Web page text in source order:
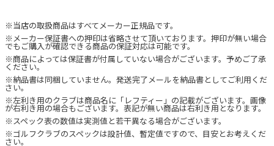
※当店の取扱商品はすべてメーカー正規品です。
※メーカー保証書への押印は省略させて頂いております。押印が無い場合
でもご購入が確認できる商品の保証対応は可能です。
※商品によっては保証書が付属していない場合がございます。予めご了承
ください。
※納品書は同梱していません。発送完了メールを納品書としてご利用くだ
さい。
※左利き用のクラブは商品名に「レフティー」の記載がございます。画像
が右利き用の場合もございます。表記が無い商品は右利き用となります。
※スペック表の数値は実測値と若干異なる場合がございます。
※ゴルフクラブのスペックは設計値、暫定値ですので、目安とお考えくだ
さい。